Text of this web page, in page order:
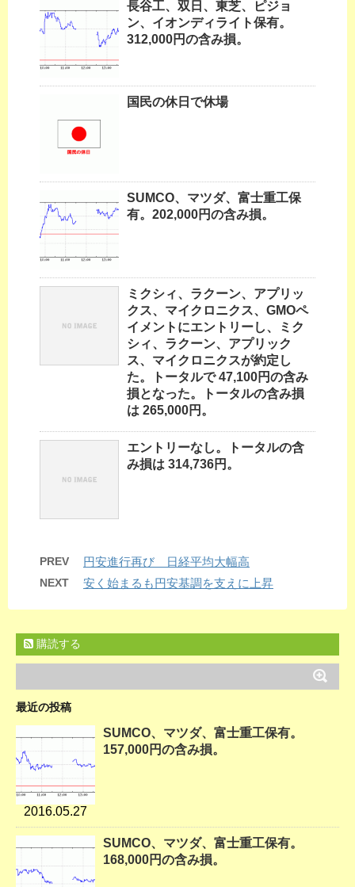
長谷工、双日、東芝、ピジョ
ン、イオンディライト保有。
312,000円の含み損。
国民の休日で休場
SUMCO、マツダ、富士重工保
有。202,000円の含み損。
ミクシィ、ラクーン、アプリッ
クス、マイクロニクス、GMOペ
イメントにエントリーし、ミク
シィ、ラクーン、アプリック
ス、マイクロニクスが約定し
た。トータルで 47,100円の含み
損となった。トータルの含み損
は 265,000円。
エントリーなし。トータルの含
み損は 314,736円。
PREV 円安進行再び 日経平均大幅高
NEXT 安く始まるも円安基調を支えに上昇
購読する
最近の投稿
2016.05.27
SUMCO、マツダ、富士重工保有。
157,000円の含み損。
SUMCO、マツダ、富士重工保有。
168,000円の含み損。